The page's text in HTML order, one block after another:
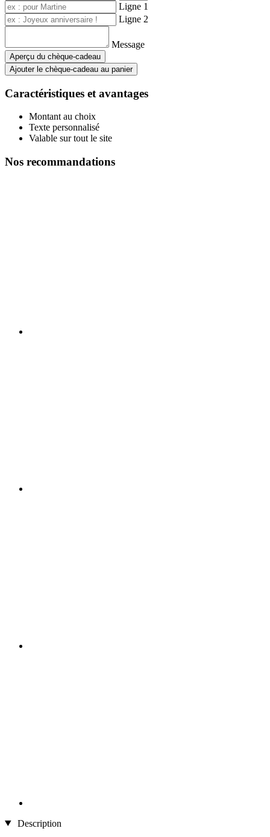
Ligne 1
Ligne 2
Message
Aperçu du chèque-cadeau
Ajouter le chèque-cadeau au panier
Caractéristiques et avantages
Montant au choix
Texte personnalisé
Valable sur tout le site
Nos recommandations
Description